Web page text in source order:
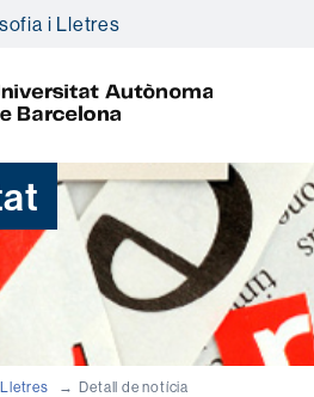
i Lletres
A
Detall de notícia